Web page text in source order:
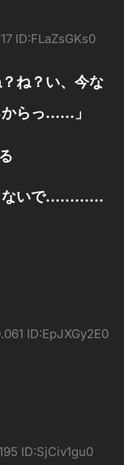
ID:FLaZsGKs0
ね？い、今な
らっ……」
ないで…………
ID:EpJXGy2E0
ID:SjCiv1gu0